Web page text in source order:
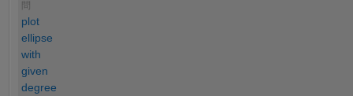
plot
ellipse
with
given
degree